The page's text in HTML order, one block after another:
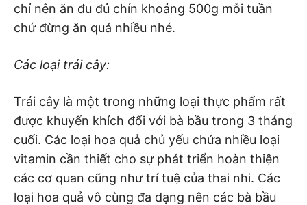
chỉ nên ăn đu đủ chín khoảng 500g mỗi tuần
chứ đừng ăn quá nhiều nhé.
Các loại trái cây:
Trái cây là một trong những loại thực phẩm rất
được khuyến khích đối với bà bầu trong 3 tháng
cuối. Các loại hoa quả chủ yếu chứa nhiều loại
vitamin cần thiết cho sự phát triển hoàn thiện
các cơ quan cũng như trí tuệ của thai nhi. Các
loại hoa quả vô cùng đa dạng nên các bà bầu